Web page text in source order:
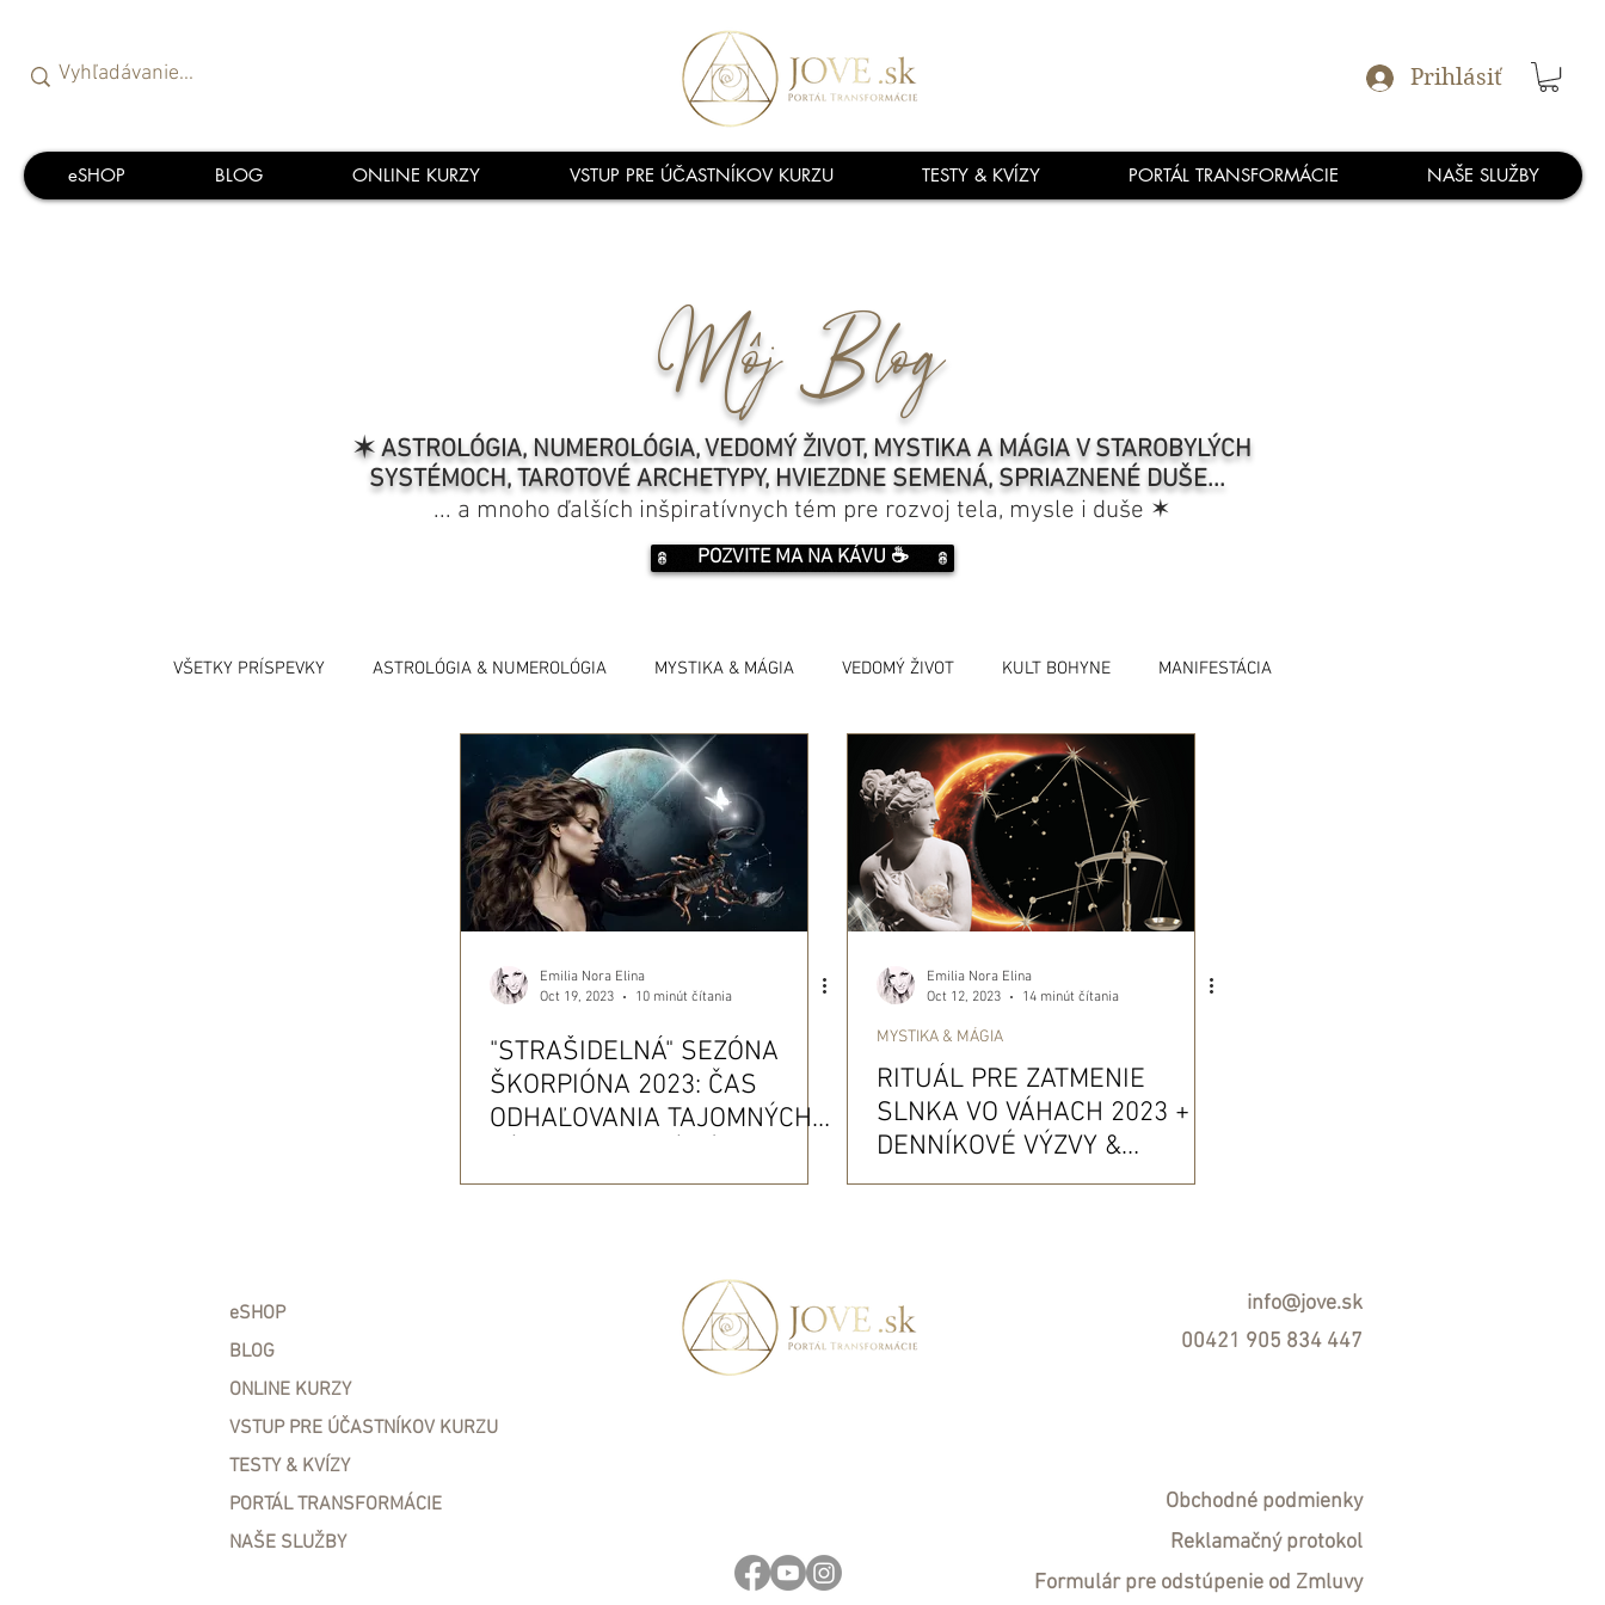
Prihlásiť
eSHOP BLOG ONLINE KURZY VSTUP PRE ÚČASTNÍKOV KURZU TESTY & KVÍZY PORTÁL TRANSFORMÁCIE NAŠE SLUŽBY
Môj Blog
✶ ASTROLÓGIA, NUMEROLÓGIA, VEDOMÝ ŽIVOT, MYSTIKA A MÁGIA V STAROBYLÝCH
SYSTÉMOCH, TAROTOVÉ ARCHETYPY, HVIEZDNE SEMENÁ, SPRIAZNENÉ DUŠE...
... a mnoho ďalších inšpiratívnych tém pre rozvoj tela, mysle i duše ✶
POZVITE MA NA KÁVU ☕️
VŠETKY PRÍSPEVKY ASTROLÓGIA & NUMEROLÓGIA MYSTIKA & MÁGIA VEDOMÝ ŽIVOT KULT BOHYNE MANIFESTÁCIA
Emilia Nora Elina
Oct 19, 2023
10 minút čítania
"STRAŠIDELNÁ" SEZÓNA
ŠKORPIÓNA 2023: ČAS
ODHAĽOVANIA TAJOMNÝCH
TRANSFORMÁCIE
Emilia Nora Elina
Oct 12, 2023
14 minút čítania
MYSTIKA & MÁGIA
RITUÁL PRE ZATMENIE
SLNKA VO VÁHACH 2023 +
DENNÍKOVÉ VÝZVY &
AFIRMÁCIE PRE VAŠU
eSHOP
BLOG
ONLINE KURZY
VSTUP PRE ÚČASTNÍKOV KURZU
TESTY & KVÍZY
PORTÁL TRANSFORMÁCIE
NAŠE SLUŽBY
info@jove.sk
00421 905 834 447
Obchodné podmienky
Reklamačný protokol
Formulár pre odstúpenie od Zmluvy